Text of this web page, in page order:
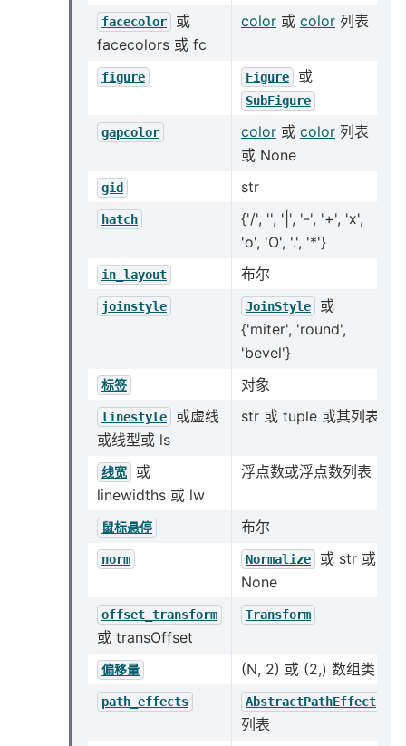
facecolor
或
facecolors 或 fc
color 或 color 列表
figure Figure 或
SubFigure
gapcolor color 或 color 列表
或 None
gid str
hatch
{'/', '', '|', '-', '+', 'x',
'o', 'O', '.', '*'}
in_layout 布尔
joinstyle JoinStyle
或
{'miter', 'round',
'bevel'}
标签 对象
linestyle
或虚线
或线型或 ls
str 或 tuple 或其列表
线宽
或
linewidths 或 lw
浮点数或浮点数列表
鼠标悬停 布尔
norm Normalize
或 str 或
None
offset_transform
或 transOffset
Transform
偏移量 (N, 2) 或 (2,) 数组类
path_effects AbstractPathEffect
列表